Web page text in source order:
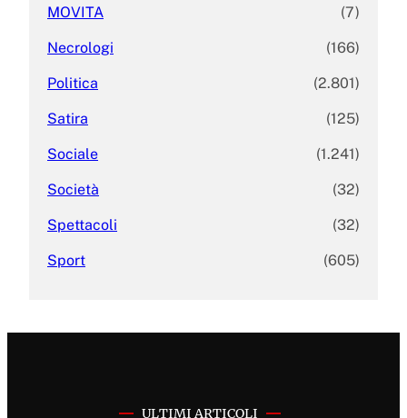
MOVITA (7)
Necrologi (166)
Politica (2.801)
Satira (125)
Sociale (1.241)
Società (32)
Spettacoli (32)
Sport (605)
ULTIMI ARTICOLI